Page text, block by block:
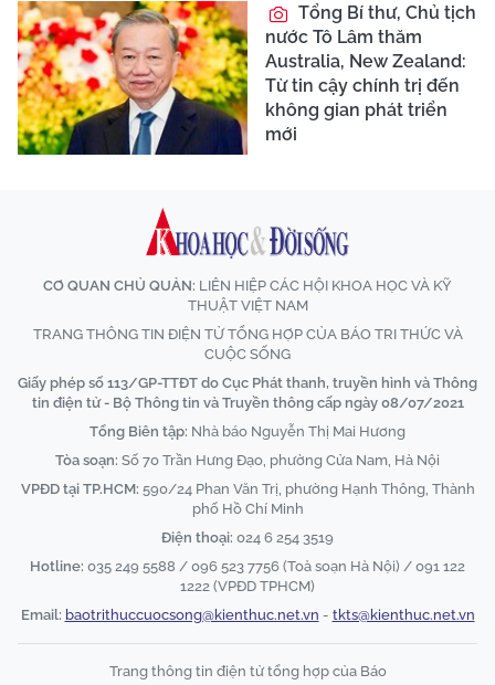
Tổng Bí thư, Chủ tịch
nước Tô Lâm thăm
Australia, New Zealand:
Từ tin cậy chính trị đến
không gian phát triển
mới
CƠ QUAN CHỦ QUẢN: LIÊN HIỆP CÁC HỘI KHOA HỌC VÀ KỸ
THUẬT VIỆT NAM
TRANG THÔNG TIN ĐIỆN TỬ TỔNG HỢP CỦA BÁO TRI THỨC VÀ
CUỘC SỐNG
Giấy phép số 113/GP-TTĐT do Cục Phát thanh, truyền hình và Thông
tin điện tử - Bộ Thông tin và Truyền thông cấp ngày 08/07/2021
Tổng Biên tập: Nhà báo Nguyễn Thị Mai Hương
Tòa soạn: Số 70 Trần Hưng Đạo, phường Cửa Nam, Hà Nội
VPĐD tại TP.HCM: 590/24 Phan Văn Trị, phường Hạnh Thông, Thành
phố Hồ Chí Minh
Điện thoại: 024 6 254 3519
Hotline: 035 249 5588 / 096 523 7756 (Toà soạn Hà Nội) / 091 122
1222 (VPĐD TPHCM)
Email: baotrithuccuocsong@kienthuc.net.vn - tkts@kienthuc.net.vn
Trang thông tin điện tử tổng hợp của Báo